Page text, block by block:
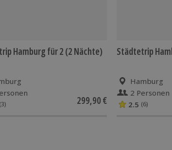
Hamburg für 2 (2 Nächte)
(3) 299,90 €
Städtetrip
Hamburg
2 Personen
2.5 (6)